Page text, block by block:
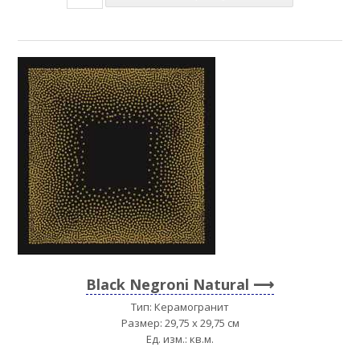
Black Negroni Natural
Тип: Керамогранит
Размер: 29,75 x 29,75 см
Ед. изм.: кв.м.